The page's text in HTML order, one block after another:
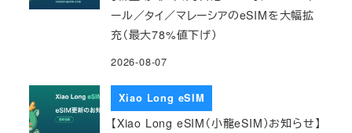
ール／タイ／マレーシアのeSIMを大幅拡
充（最大78%値下げ）
2026-08-07
Xiao Long eSIM
【Xiao Long eSIM（小龍eSIM）お知らせ】